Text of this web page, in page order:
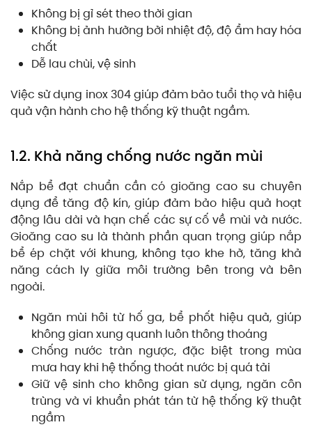
Không bị gỉ sét theo thời gian
Không bị ảnh hưởng bởi nhiệt độ, độ ẩm hay hóa
chất
Dễ lau chùi, vệ sinh
Việc sử dụng inox 304 giúp đảm bảo tuổi thọ và hiệu
quả vận hành cho hệ thống kỹ thuật ngầm.
1.2. Khả năng chống nước ngăn mùi
Nắp bể đạt chuẩn cần có gioăng cao su chuyên
dụng để tăng độ kín, giúp đảm bảo hiệu quả hoạt
động lâu dài và hạn chế các sự cố về mùi và nước.
Gioăng cao su là thành phần quan trọng giúp nắp
bể ép chặt với khung, không tạo khe hở, tăng khả
năng cách ly giữa môi trường bên trong và bên
ngoài.
Ngăn mùi hôi từ hố ga, bể phốt hiệu quả, giúp
không gian xung quanh luôn thông thoáng
Chống nước tràn ngược, đặc biệt trong mùa
mưa hay khi hệ thống thoát nước bị quá tải
Giữ vệ sinh cho không gian sử dụng, ngăn côn
trùng và vi khuẩn phát tán từ hệ thống kỹ thuật
ngầm